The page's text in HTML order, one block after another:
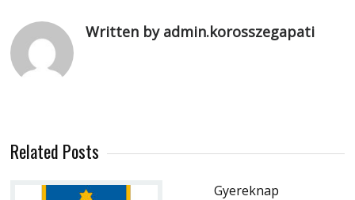
Written by admin.korosszegapati
Related Posts
Gyereknap